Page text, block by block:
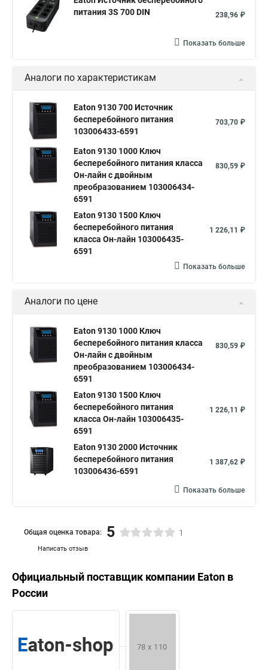
питания 3S 700 DIN
238,96 ₽
Показать больше
Аналоги по характеристикам
Eaton 9130 700 Источник
бесперебойного питания
103006433-6591
703,70 ₽
Eaton 9130 1000 Ключ
бесперебойного питания класса
Он-лайн c двойным
преобразованием 103006434-
6591
830,59 ₽
Eaton 9130 1500 Ключ
бесперебойного питания
класса Он-лайн 103006435-
6591
1 226,11 ₽
Показать больше
Аналоги по цене
Eaton 9130 1000 Ключ
бесперебойного питания класса
Он-лайн c двойным
преобразованием 103006434-
6591
830,59 ₽
Eaton 9130 1500 Ключ
бесперебойного питания
класса Он-лайн 103006435-
6591
1 226,11 ₽
Eaton 9130 2000 Источник
бесперебойного питания
103006436-6591
1 387,62 ₽
Показать больше
Написать отзыв
Общая оценка товара: 5 1
Официальный поставщик компании Eaton в
России